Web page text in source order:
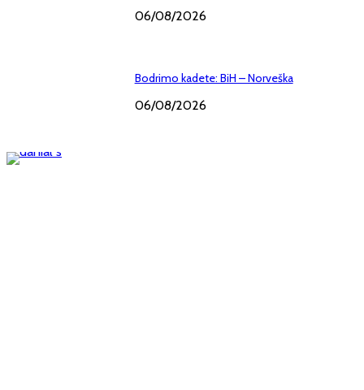
06/08/2026
Bodrimo kadete: BiH – Norveška
06/08/2026